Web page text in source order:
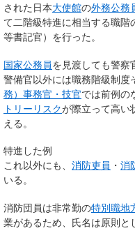
された日本大使館の外務公務
て二階級特進に相当する職
等書記官）を行った。
国家公務員を見渡しても警察
警備官以外には職務階級制度
務）事務官・技官では前例の
トリーリスクが際立って高い
える。
特進した例
これ以外にも、 消防吏員 ・ 消
いる。
消防団員は非常勤の特別職地
業があるため、氏名は原則と